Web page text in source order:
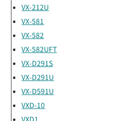
VX-212U
VX-581
VX-582
VX-582UFT
VX-D291S
VX-D291U
VX-D591U
VXD-10
VXD1